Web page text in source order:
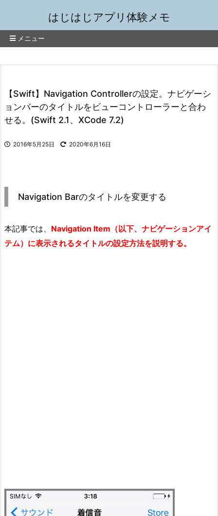
はじはじアプリ体験メモ
メニュー
【Swift】Navigation Controllerの設定。ナビゲーシ
ョンバーのタイトルをビューコントローラーと合わ
せる。(Swift 2.1、XCode 7.2)
2016年5月25日 2020年6月16日
Navigation Barのタイトルを変更する
本記事では、 Navigation Item（以下、ナビゲーションアイ
テム）に表示されるタイトルの設定方法を説明する。